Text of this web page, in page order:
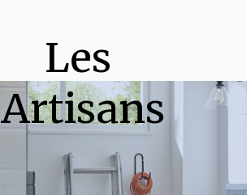
Les
Artisans